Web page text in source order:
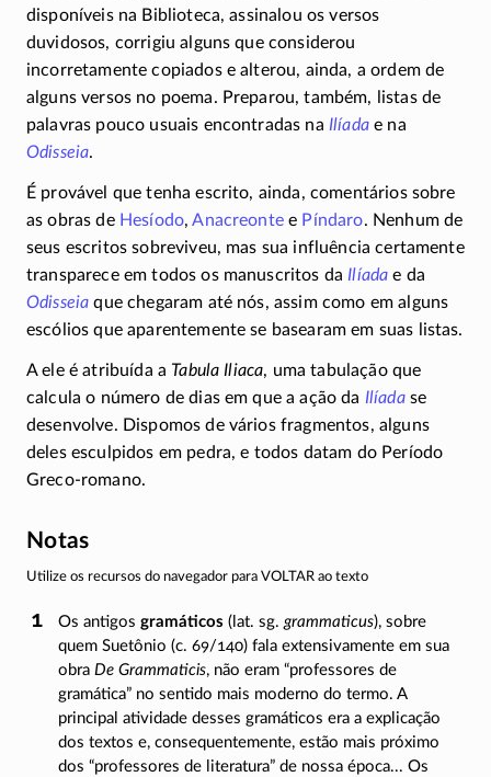
disponíveis na Biblioteca, assinalou os versos
duvidosos, corrigiu alguns que considerou
incorretamente copiados e alterou, ainda, a ordem de
alguns versos no poema. Preparou, também, listas de
palavras pouco usuais encontradas na Ilíadae na
Odisseia.
É provável que tenha escrito, ainda, comentários sobre
as obras de Hesíodo,Anacreontee Píndaro. Nenhum de
seus escritos sobreviveu, mas sua influência certamente
transparece em todos os manuscritos da Ilíada e da
Odisseia que chegaram até nós, assim como em alguns
escólios que aparentemente se basearam em suas listas.
A ele é atribuída a Tabula Iliaca, uma tabulação que
calcula o número de dias em que a ação da Ilíadase
desenvolve. Dispomos de vários fragmentos, alguns
deles esculpidos em pedra, e todos datam do Período
Greco-romano.
Notas
Utilize os recursos do navegador para VOLTAR ao texto
Os antigos gramáticos (lat. sg. grammaticus), sobre
quem Suetônio (c. 69/140) fala extensivamente em sua
obra De Grammaticis, não eram “professores de
gramática” no sentido mais moderno do termo. A
principal atividade desses gramáticos era a explicação
dos textos e, consequentemente, estão mais próximo
dos “professores de literatura” de nossa época... Os